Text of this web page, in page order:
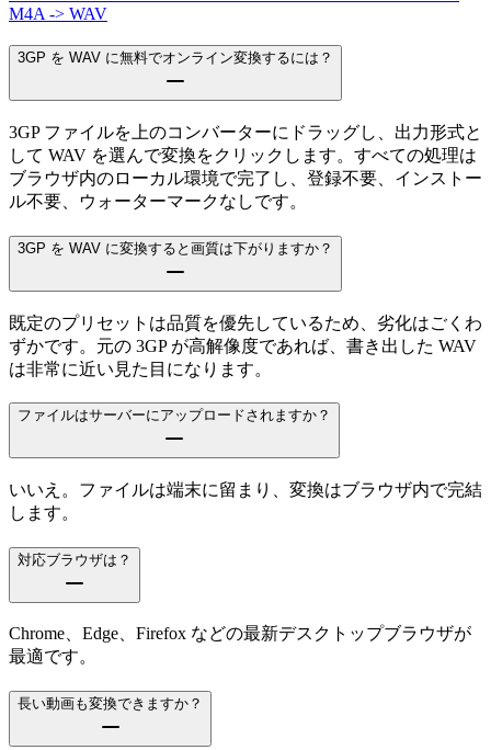
M4A -> WAV
3GP を WAV に無料でオンライン変換するには？
3GP ファイルを上のコンバーターにドラッグし、出力形式と
して WAV を選んで変換をクリックします。すべての処理は
ブラウザ内のローカル環境で完了し、登録不要、インストー
ル不要、ウォーターマークなしです。
3GP を WAV に変換すると画質は下がりますか？
既定のプリセットは品質を優先しているため、劣化はごくわ
ずかです。元の 3GP が高解像度であれば、書き出した WAV
は非常に近い見た目になります。
ファイルはサーバーにアップロードされますか？
いいえ。ファイルは端末に留まり、変換はブラウザ内で完結
します。
対応ブラウザは？
Chrome、Edge、Firefox などの最新デスクトップブラウザが
最適です。
長い動画も変換できますか？